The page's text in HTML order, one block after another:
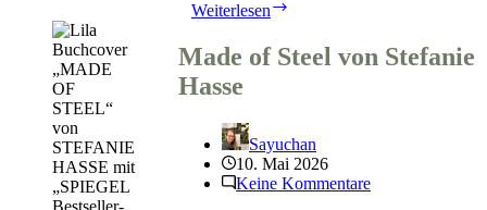
Weiterlesen
Beitragsbilder
mit
keine
gute
Idee
Made of Steel von Stefanie
Hasse
Sayuchan
10. Mai 2026
Keine Kommentare